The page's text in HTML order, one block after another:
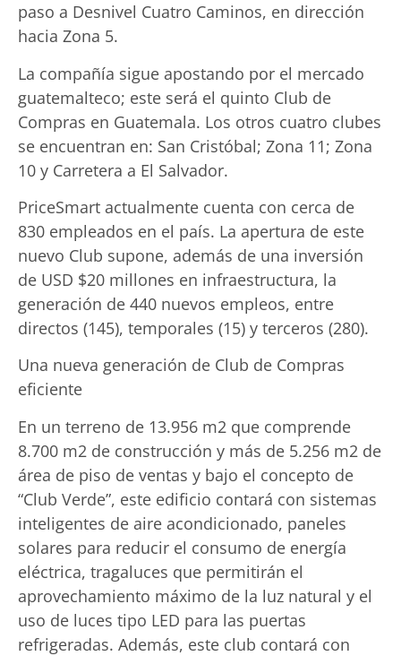
paso a Desnivel Cuatro Caminos, en dirección
hacia Zona 5.
La compañía sigue apostando por el mercado
guatemalteco; este será el quinto Club de
Compras en Guatemala. Los otros cuatro clubes
se encuentran en: San Cristóbal; Zona 11; Zona
10 y Carretera a El Salvador.
PriceSmart actualmente cuenta con cerca de
830 empleados en el país. La apertura de este
nuevo Club supone, además de una inversión
de USD $20 millones en infraestructura, la
generación de 440 nuevos empleos, entre
directos (145), temporales (15) y terceros (280).
Una nueva generación de Club de Compras
eficiente
En un terreno de 13.956 m2 que comprende
8.700 m2 de construcción y más de 5.256 m2 de
área de piso de ventas y bajo el concepto de
“Club Verde”, este edificio contará con sistemas
inteligentes de aire acondicionado, paneles
solares para reducir el consumo de energía
eléctrica, tragaluces que permitirán el
aprovechamiento máximo de la luz natural y el
uso de luces tipo LED para las puertas
refrigeradas. Además, este club contará con